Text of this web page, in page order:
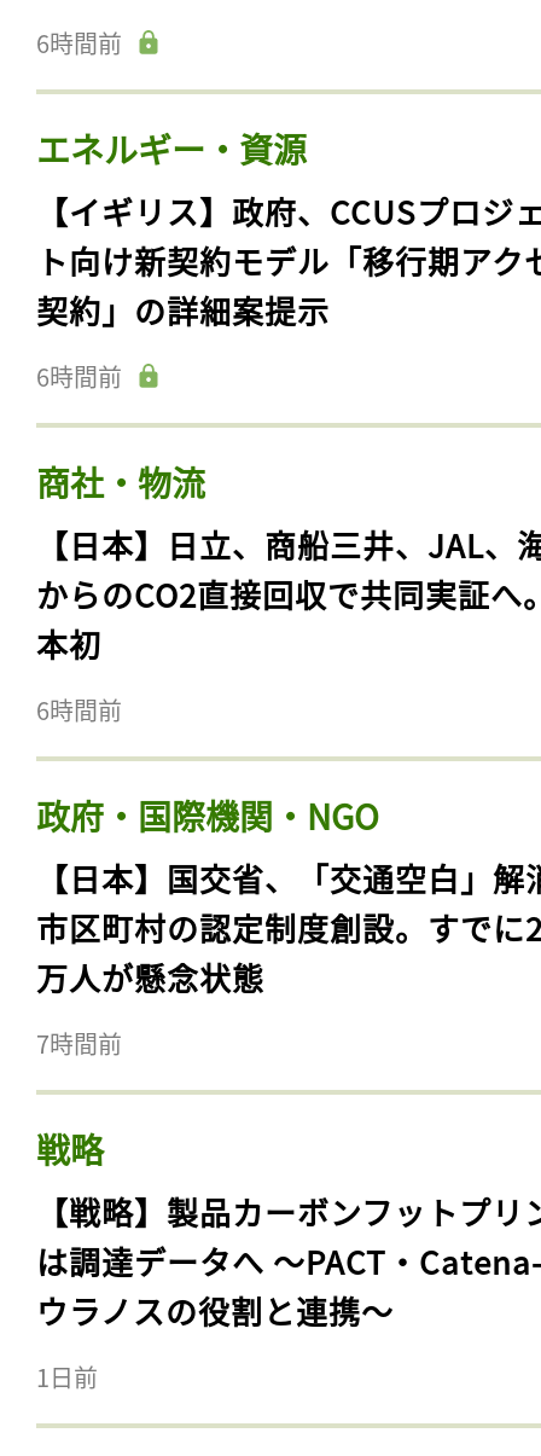
6時間前
エネルギー・資源
【イギリス】政府、CCUSプロジ
ト向け新契約モデル「移行期アク
契約」の詳細案提示
6時間前
商社・物流
【日本】日立、商船三井、JAL、
からのCO2直接回収で共同実証へ
本初
6時間前
政府・国際機関・NGO
【日本】国交省、「交通空白」解
市区町村の認定制度創設。すでに
万人が懸念状態
7時間前
戦略
【戦略】製品カーボンフットプリ
は調達データへ 〜PACT・
ウラノスの役割と連携〜
1日前